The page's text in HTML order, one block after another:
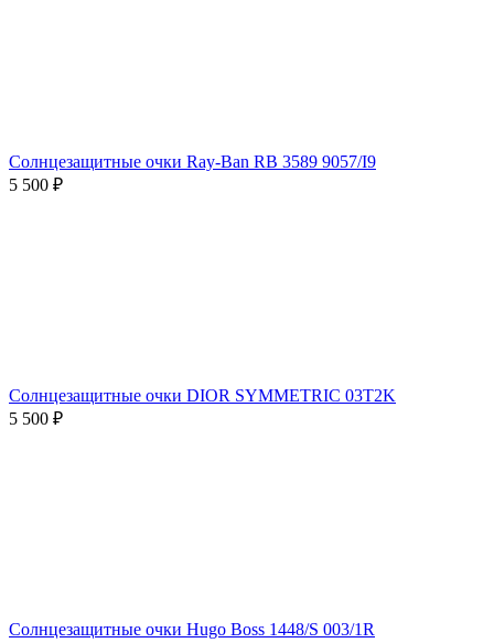
Солнцезащитные очки Ray-Ban RB 3589 9057/I9
5 500 ₽
Солнцезащитные очки DIOR SYMMETRIC 03T2K
5 500 ₽
Солнцезащитные очки Hugo Boss 1448/S 003/1R